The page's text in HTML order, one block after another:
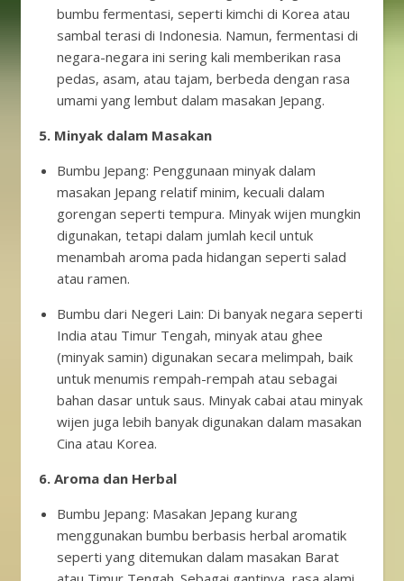
bumbu fermentasi, seperti kimchi di Korea atau
sambal terasi di Indonesia. Namun, fermentasi di
negara-negara ini sering kali memberikan rasa
pedas, asam, atau tajam, berbeda dengan rasa
umami yang lembut dalam masakan Jepang.
5. Minyak dalam Masakan
Bumbu Jepang: Penggunaan minyak dalam
masakan Jepang relatif minim, kecuali dalam
gorengan seperti tempura. Minyak wijen mungkin
digunakan, tetapi dalam jumlah kecil untuk
menambah aroma pada hidangan seperti salad
atau ramen.
Bumbu dari Negeri Lain: Di banyak negara seperti
India atau Timur Tengah, minyak atau ghee
(minyak samin) digunakan secara melimpah, baik
untuk menumis rempah-rempah atau sebagai
bahan dasar untuk saus. Minyak cabai atau minyak
wijen juga lebih banyak digunakan dalam masakan
Cina atau Korea.
6. Aroma dan Herbal
Bumbu Jepang: Masakan Jepang kurang
menggunakan bumbu berbasis herbal aromatik
seperti yang ditemukan dalam masakan Barat